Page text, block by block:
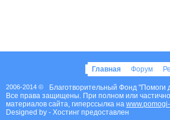
Главная Форум
2006-2014 ©
Благотворительный Фонд "Помоги
Все права защищены. При полном или
материалов сайта, гиперссылка на
Designed by - Хостинг предоставлен